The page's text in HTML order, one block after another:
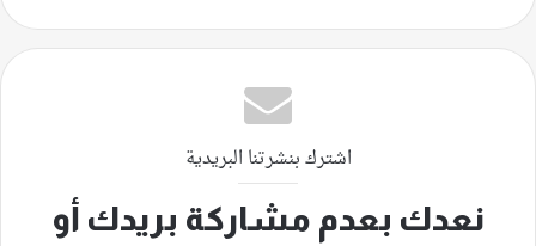
اشترك بنشرتنا البريدية
نعدك بعدم مشاركة بريدك أو